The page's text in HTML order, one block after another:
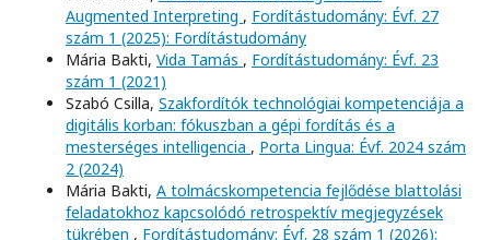
Augmented Interpreting , Fordítástudomány: Évf. 27
szám 1 (2025): Fordítástudomány
Mária Bakti, Vida Tamás , Fordítástudomány: Évf. 23
szám 1 (2021)
Szabó Csilla, Szakfordítók technológiai kompetenciája a
digitális korban: fókuszban a gépi fordítás és a
mesterséges intelligencia , Porta Lingua: Évf. 2024 szám
2 (2024)
Mária Bakti, A tolmácskompetencia fejlődése blattolási
feladatokhoz kapcsolódó retrospektív megjegyzések
tükrében , Fordítástudomány: Évf. 28 szám 1 (2026):